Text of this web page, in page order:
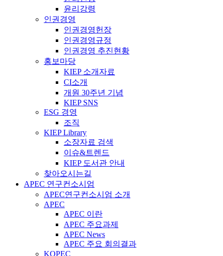
윤리강령
인권경영
인권경영헌장
인권경영규정
인권경영 추진현황
홍보마당
KIEP 소개자료
CI소개
개원 30주년 기념
KIEP SNS
ESG 경영
조직
KIEP Library
소장자료 검색
이슈&트렌드
KIEP 도서관 안내
찾아오시는길
APEC 연구컨소시엄
APEC연구컨소시엄 소개
APEC
APEC 이란
APEC 주요과제
APEC News
APEC 주요 회의결과
KOPEC